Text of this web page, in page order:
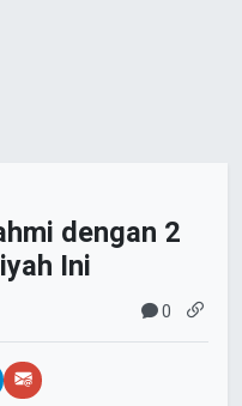
dengan 2
Ini
0